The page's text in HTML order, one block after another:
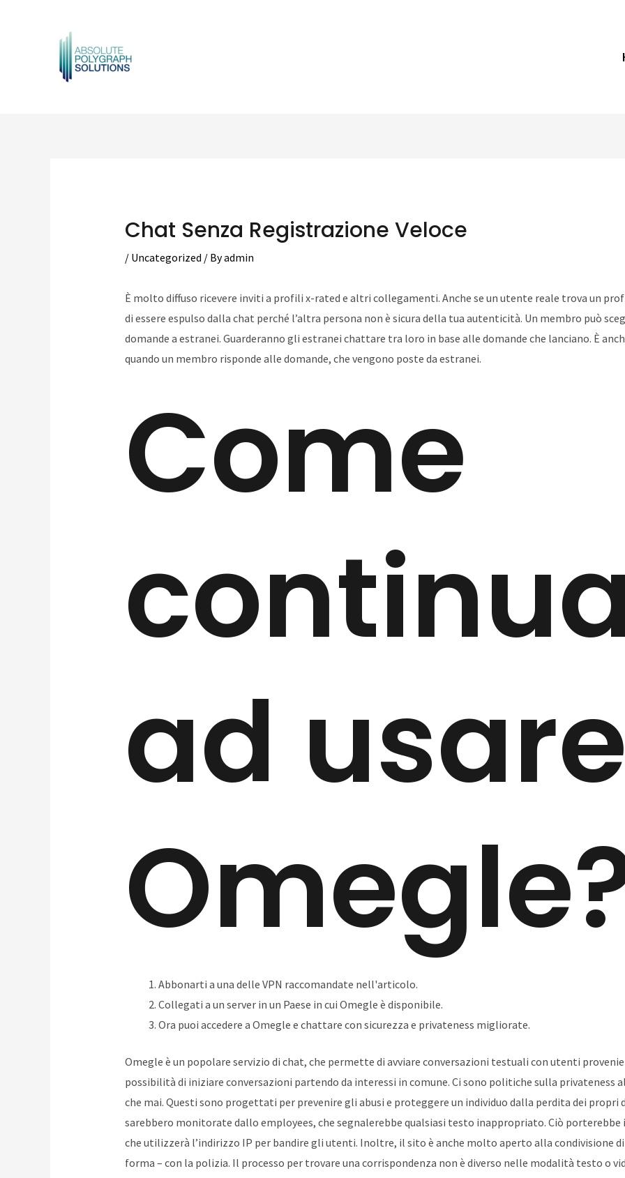
Chat Senza Registrazione Veloce
/ Uncategorized / Byadmin
È molto diffuso ricevere inviti a profili x-rated e altri collegamenti. Anche se un utente reale trova un
di essere espulso dalla chat perché l’altra persona non è sicura della tua autenticità. Un membro può
domande a estranei. Guarderanno gli estranei chattare tra loro in base alle domande che lanciano. È
quando un membro risponde alle domande, che vengono poste da estranei.
Come
ad
Abbonarti a una delle VPN raccomandate nell'articolo.
Collegati a un server in un Paese in cui Omegle è disponibile.
Ora puoi accedere a Omegle e chattare con sicurezza e privateness migliorate.
Omegle è un popolare servizio di chat, che permette di avviare conversazioni testuali con utenti
possibilità di iniziare conversazioni partendo da interessi in comune. Ci sono politiche sulla privateness
che mai. Questi sono progettati per prevenire gli abusi e proteggere un individuo dalla perdita dei
sarebbero monitorate dallo employees, che segnalerebbe qualsiasi testo inappropriato. Ciò
che utilizzerà l’indirizzo IP per bandire gli utenti. Inoltre, il sito è anche molto aperto alla condivisione
forma – con la polizia. Il processo per trovare una corrispondenza non è diverso nelle modalità testo o